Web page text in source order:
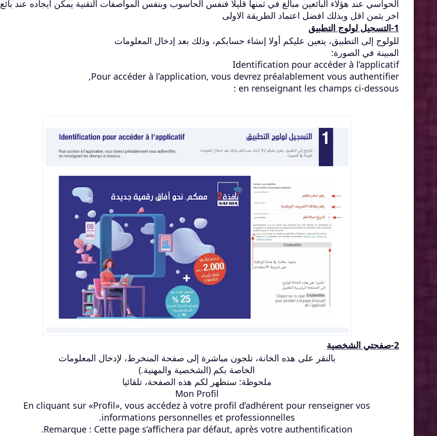
الحواسي عند هؤلاء البائعين مبالغ في ثمنها قليلا فنفس الحاسوب وبنفس المواصفات التقنية يمكن ايجاده عند بائع
اخر بثمن اقل وبذلك افضل اعتماد الطريقة الاولى
1-التسجيل لولوج التطبيق
للولوج إلى التطبيق، يتعين عليكم أولا إنشاء حسابكم، وذلك بعد إدخال المعلومات
المبينة في الصورة:
Identification pour accéder à l’applicatif
Pour accéder à l’application, vous devrez préalablement vous authentifier,
en renseignant les champs ci-dessous :
2-صفحتي الشخصية
بالنقر على هذه الخانة، تلجون مباشرة إلى صفحة المنخرط، لإدخال المعلومات
الخاصة بكم (الشخصية والمهنية.)
ملحوظة: ستظهر لكم هذه الصفحة، تلقائيا
Mon Profil
En cliquant sur «Profil», vous accédez à votre profil d’adhérent pour renseigner vos
informations personnelles et professionnelles.
Remarque : Cette page s’affichera par défaut, après votre authentification.